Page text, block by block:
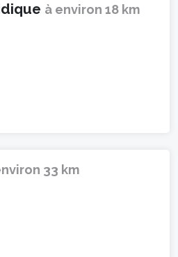
à environ 18 km
33 km